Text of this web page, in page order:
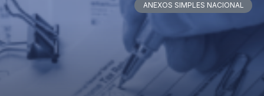
ANEXOS SIMPLES NACIONAL